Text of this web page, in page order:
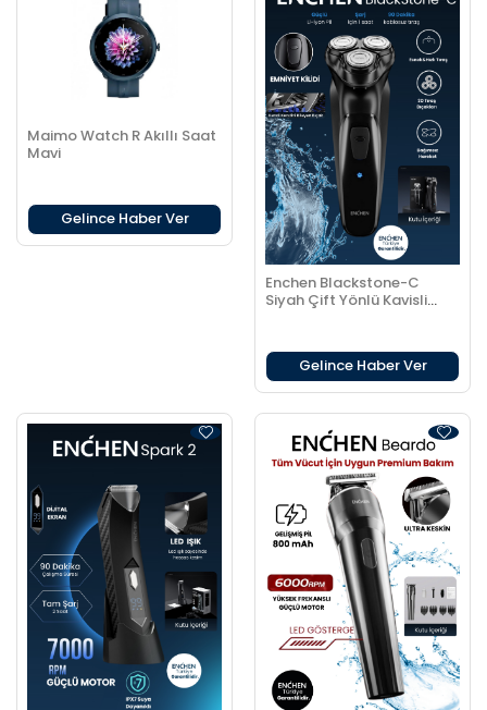
Maimo Watch R Akıllı Saat
Mavi
Gelince Haber Ver
Enchen Blackstone-C
Siyah Çift Yönlü Kavisli
Gelince Haber Ver